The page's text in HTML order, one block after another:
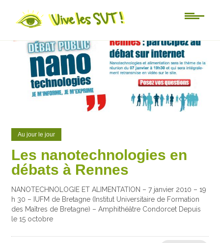
Au jour le jour
Les nanotechnologies en
débats à Rennes
NANOTECHNOLOGIE ET ALIMENTATION – 7 janvier 2010 – 19
h 30 – IUFM de Bretagne (Institut Universitaire de Formation
des Maîtres de Bretagne) – Amphithéâtre Condorcet Depuis
le 15 octobre